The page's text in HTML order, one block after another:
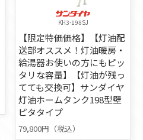
KH3-198SJ
【限定特価価格】【灯油配
送部オススメ！灯油暖房・
給湯器お使いの方にもピッ
タリな容量】【灯油が残っ
てても交換可】サンダイヤ
灯油ホームタンク198型壁
ピタタイプ
79,800円（税込）